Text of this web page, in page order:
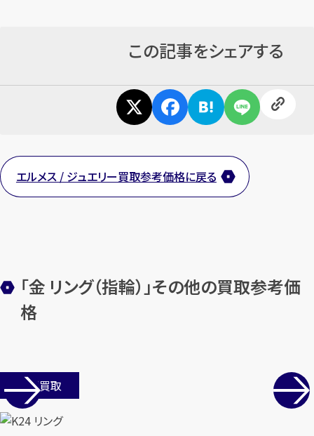
この記事をシェアする
エルメス / ジュエリー買取参考価格に戻る
「金 リング（指輪）」その他の買取参考価
格
店舗買取